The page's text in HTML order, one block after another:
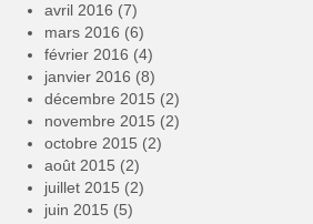
avril 2016 (7)
mars 2016 (6)
février 2016 (4)
janvier 2016 (8)
décembre 2015 (2)
novembre 2015 (2)
octobre 2015 (2)
août 2015 (2)
juillet 2015 (2)
juin 2015 (5)